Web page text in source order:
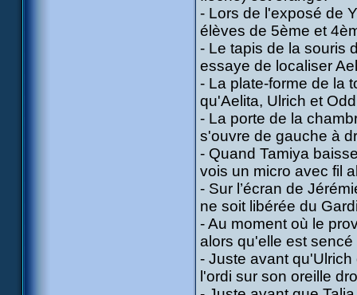
- Lors de l'exposé de
élèves de 5ème et
- Le tapis de la souris
essaye de localiser
- La plate-forme de la
qu'Aelita, Ulrich et
- La porte de la
s'ouvre de gauche à
- Quand Tamiya
vois un micro avec fil
- Sur l’écran de
ne soit libérée du
- Au moment où le
alors qu'elle est
- Juste avant
l'ordi sur son oreille